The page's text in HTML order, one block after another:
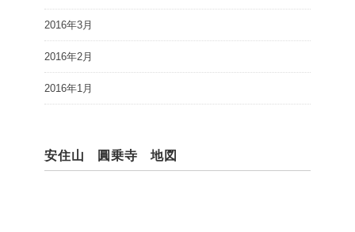
2016年3月
2016年2月
2016年1月
安住山 圓乗寺 地図